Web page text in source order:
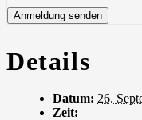
Details
Datum: 26.
Zeit: